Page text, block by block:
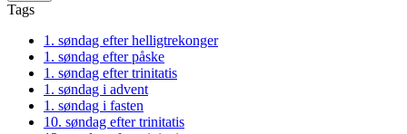
Tags
1. søndag efter helligtrekonger
1. søndag efter påske
1. søndag efter trinitatis
1. søndag i advent
1. søndag i fasten
10. søndag efter trinitatis